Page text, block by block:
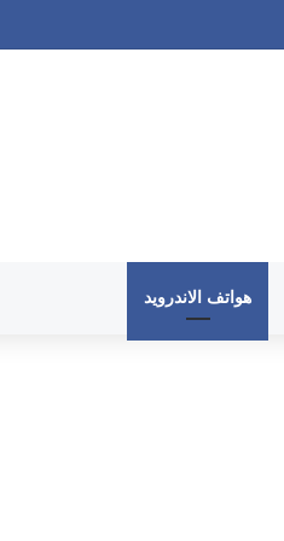
هواتف الاندرويد